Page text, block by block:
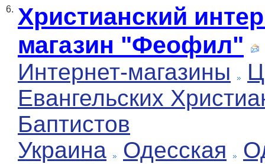
6. Христианский
магазин "Феофил"
Интернет-магазины
Евангельских
Баптистов
Украина
Одесская